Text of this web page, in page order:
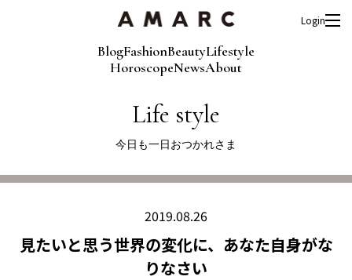
BlogFashionBeautyLifestyle
HoroscopeNewsAbout
Login
Life style
今日も一日おつかれさま
2019.08.26
見たいと思う世界の変化に、あなた自身がな
りなさい